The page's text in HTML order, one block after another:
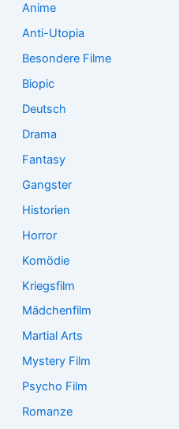
Anime
Anti-Utopia
Besondere Filme
Biopic
Deutsch
Drama
Fantasy
Gangster
Historien
Horror
Komödie
Kriegsfilm
Mädchenfilm
Martial Arts
Mystery Film
Psycho Film
Romanze